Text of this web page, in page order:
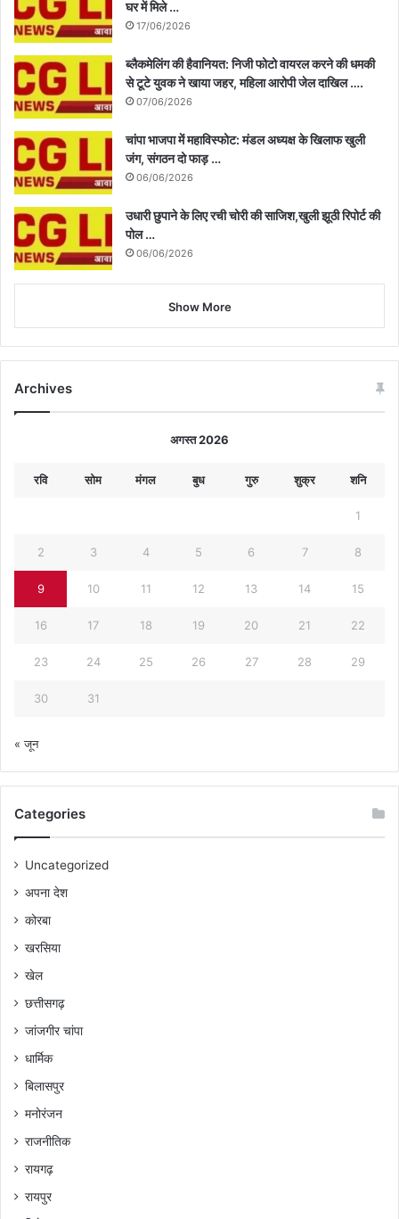
घर में मिले …
17/06/2026
ब्लैकमेलिंग की हैवानियत: निजी फोटो वायरल करने की धमकी
से टूटे युवक ने खाया जहर, महिला आरोपी जेल दाखिल ….
07/06/2026
चांपा भाजपा में महाविस्फोट: मंडल अध्यक्ष के खिलाफ खुली
जंग, संगठन दो फाड़ …
06/06/2026
उधारी छुपाने के लिए रची चोरी की साजिश,खुली झूठी रिपोर्ट की
पोल …
06/06/2026
Show More
Archives
अगस्त 2026
रवि सोम मंगल बुध गुरु शुक्र शनि
1
2 3 4 5 6 7 8
9 10 11 12 13 14 15
16 17 18 19 20 21 22
23 24 25 26 27 28 29
30 31
« जून
Categories
Uncategorized
अपना देश
कोरबा
खरसिया
खेल
छत्तीसगढ़
जांजगीर चांपा
धार्मिक
बिलासपुर
मनोरंजन
राजनीतिक
रायगढ़
रायपुर